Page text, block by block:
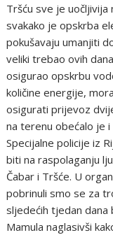
Tršću sve je
svakako je opskrba
pokušavaju umanjiti
veliki trebao ovih
osigurao opskrbu
količine energije,
osigurati prijevoz
na terenu obećalo je
Specijalne policije iz
biti na raspolaganju
Čabar i Tršće. U
pobrinuli smo se za
sljedećih tjedan dana
Mamula naglasivši